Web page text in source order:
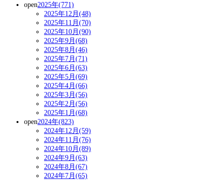
open2025年(771)
2025年12月(48)
2025年11月(70)
2025年10月(90)
2025年9月(68)
2025年8月(46)
2025年7月(71)
2025年6月(63)
2025年5月(69)
2025年4月(66)
2025年3月(56)
2025年2月(56)
2025年1月(68)
open2024年(823)
2024年12月(59)
2024年11月(76)
2024年10月(89)
2024年9月(63)
2024年8月(67)
2024年7月(65)